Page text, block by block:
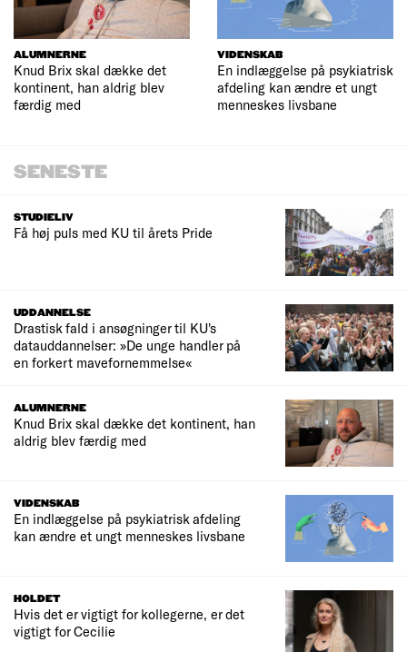
ALUMNERNE
Knud Brix skal dække det
kontinent, han aldrig blev
færdig med
VIDENSKAB
En indlæggelse på psykiatrisk
afdeling kan ændre et ungt
menneskes livsbane
SENESTE
STUDIELIV
Få høj puls med KU til årets Pride
UDDANNELSE
Drastisk fald i ansøgninger til KU's
datauddannelser: »De unge handler på
en forkert mavefornemmelse«
ALUMNERNE
Knud Brix skal dække det kontinent, han
aldrig blev færdig med
VIDENSKAB
En indlæggelse på psykiatrisk afdeling
kan ændre et ungt menneskes livsbane
HOLDET
Hvis det er vigtigt for kollegerne, er det
vigtigt for Cecilie